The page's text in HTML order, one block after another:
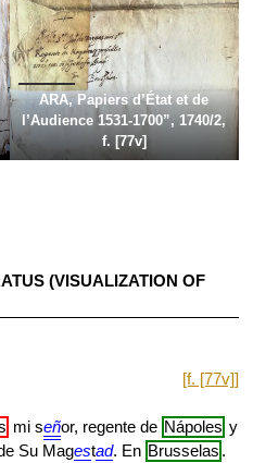
ARA, Papiers d’État et de
l’Audience 1531-1700”, 1740/2,
f. [77v]
(VISUALIZATION OF
[f. [77v]]
mi señor, regente de Nápoles y
Su Magestad. En Brusselas .